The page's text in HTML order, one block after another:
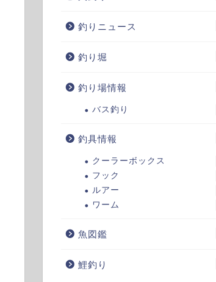
釣りニュース
釣り堀
釣り場情報
バス釣り
釣具情報
クーラーボックス
フック
ルアー
ワーム
魚図鑑
鯉釣り